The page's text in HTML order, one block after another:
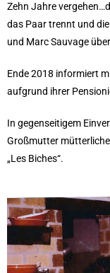
Zehn Jahre
das Paar trennt und
und Marc Sauvage
Ende 2018 informiert
aufgrund ihrer
In gegenseitigem
Großmutter
„Les Biches“.